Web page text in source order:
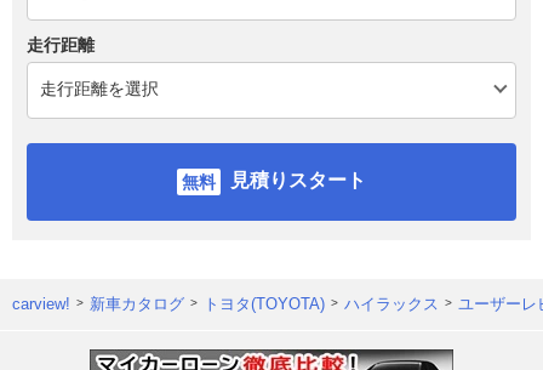
走行距離
見積りスタート
carview! 新車カタログ トヨタ(TOYOTA) ハイラックス ユーザーレ